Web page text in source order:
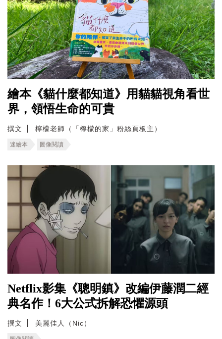
繪本《貓什麼都知道》用貓貓視角看世
界，領悟生命的可貴
撰文 檸檬老師（「檸檬的家」粉絲頁板主）
迷繪本 圖像閱讀
Netflix影集《聰明鎮》改編伊藤潤二經
典名作！6大公式拆解恐懼源頭
撰文 美麗佳人（Nic）